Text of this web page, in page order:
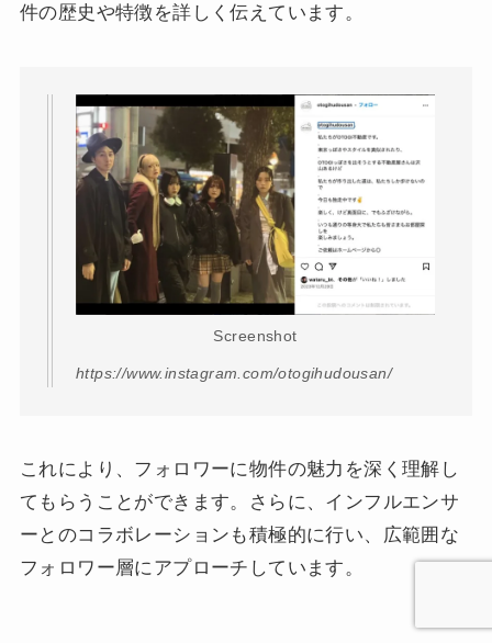
件の歴史や特徴を詳しく伝えています。
Screenshot
https://www.instagram.com/otogihudousan/
これにより、フォロワーに物件の魅力を深く理解し
てもらうことができます。さらに、インフルエンサ
ーとのコラボレーションも積極的に行い、広範囲な
フォロワー層にアプローチしています。